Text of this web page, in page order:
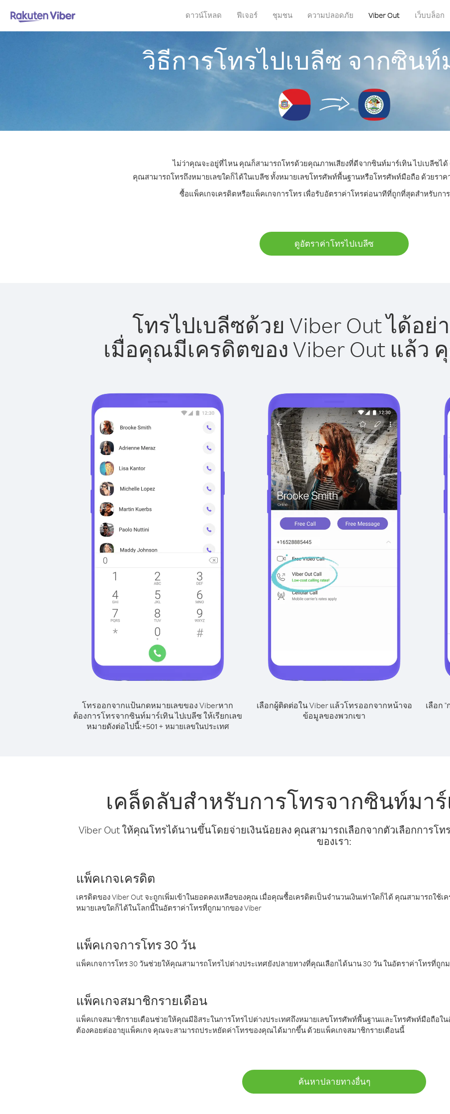
ดาวน์โหลด ฟีเจอร์ ชุมชน ความปลอดภัย Viber Out เว็บบล็อก
วิธีการโทรไปเบลีซ จากซินท์
ไม่ว่าคุณจะอยู่ที่ไหน คุณก็สามารถโทรด้วยคุณภาพเสียงที่ดีจากซินท์มาร์เทิน ไปเบลีซได้
คุณสามารถโทรถึงหมายเลขใดก็ได้ในเบลีซ ทั้งหมายเลขโทรศัพท์พื้นฐานหรือโทรศัพท์มือถือ ด้วยราค
ซื้อแพ็คเกจเครดิตหรือแพ็คเกจการโทร เพื่อรับอัตราค่าโทรต่อนาทีที่ถูกที่สุดสำหรับกา
ดูอัตราค่าโทรไปเบลีซ
โทรไปเบลีซด้วย Viber Out ได้อย่
เมื่อคุณมีเครดิตของ Viber Out แล้ว
โทรออกจากแป้นกดหมายเลขของ Viberหาก
ต้องการโทรจากซินท์มาร์เทิน ไปเบลีซ ให้เรียกเลข
หมายดังต่อไปนี้:+501+ หมายเลขในประเทศ
เลือกผู้ติดต่อใน Viber แล้วโทรออกจากหน้าจอ
ข้อมูลของพวกเขา
เลือก
เคล็ดลับสำหรับการโทรจากซินท์มาร์
Viber Out ให้คุณโทรได้นานขึ้นโดยจ่ายเงินน้อยลง คุณสามารถเลือกจากตัวเลือกการโ
ของเรา:
แพ็คเกจเครดิต
เครดิตของ Viber Out จะถูกเพิ่มเข้าในยอดคงเหลือของคุณ เมื่อคุณซื้อเครดิตเป็นจำนวนเงินเท่าใดก็ได้ คุณสามารถใช้
หมายเลขใดก็ได้ในโลกนี้ในอัตราค่าโทรที่ถูกมากของ Viber
แพ็คเกจการโทร 30 วัน
แพ็คเกจการโทร 30 วันช่วยให้คุณสามารถโทรไปต่างประเทศยังปลายทางที่คุณเลือกได้นาน 30 วัน ในอัตราค่าโทรที่ถูก
แพ็คเกจสมาชิกรายเดือน
แพ็คเกจสมาชิกรายเดือนช่วยให้คุณมีอิสระในการโทรไปต่างประเทศถึงหมายเลขโทรศัพท์พื้นฐานและโทรศัพท์มือถือใ
ต้องคอยต่ออายุแพ็คเกจ คุณจะสามารถประหยัดค่าโทรของคุณได้มากขึ้น ด้วยแพ็คเกจสมาชิกรายเดือนนี้
ค้นหาปลายทางอื่นๆ